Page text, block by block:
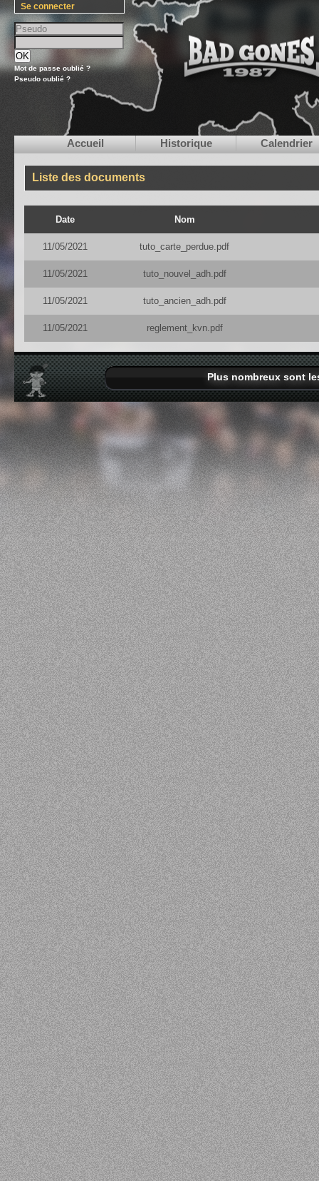
Se connecter
Mot de passe oublié ?
Pseudo oublié ?
Accueil Historique Calendrier
Liste des documents
Date Nom
11/05/2021 tuto_carte_perdue.pdf
11/05/2021 tuto_nouvel_adh.pdf
11/05/2021 tuto_ancien_adh.pdf
11/05/2021 reglement_kvn.pdf
Plus nombreux sont